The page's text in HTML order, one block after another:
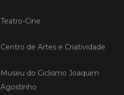
iniciativas
LER MAIS
Teatro-Cine
Centro de Artes e Criatividade
Museu do Ciclismo Joaquim
Agostinho